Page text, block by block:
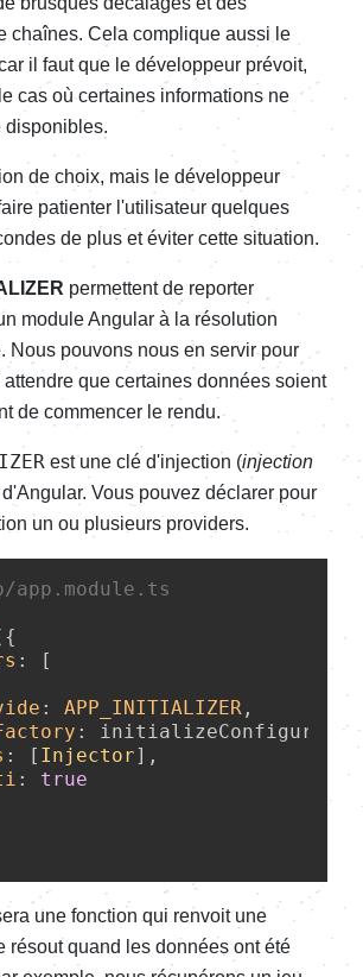
chaînes. Cela complique aussi le
il faut que le développeur prévoit,
cas où certaines informations ne
disponibles.
de choix, mais le développeur
patienter l'utilisateur quelques
de plus et éviter cette situation.
permettent de reporter
module Angular à la résolution
Nous pouvons nous en servir pour
que certaines données soient
de commencer le rendu.
est une clé d'injection (injection
Vous pouvez déclarer pour
un ou plusieurs providers.
: [
: APP_INITIALIZER ,
:
: [ Injector],
: true
une fonction qui renvoit une
résout quand les données ont été